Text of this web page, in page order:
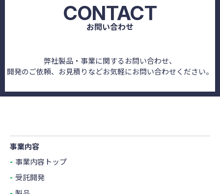
CONTACT
お問い合わせ
弊社製品・事業に関するお問い合わせ、
開発のご依頼、お見積りなどお気軽にお問い合わせください。
事業内容
事業内容トップ
受託開発